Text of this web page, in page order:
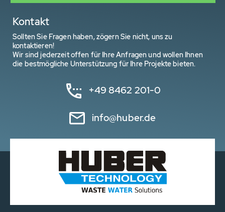
Kontakt
Sollten Sie Fragen haben, zögern Sie nicht, uns zu
kontaktieren!
Wir sind jederzeit offen für Ihre Anfragen und wollen Ihnen
die bestmögliche Unterstützung für Ihre Projekte bieten.
+49 8462 201-0
info@huber.de